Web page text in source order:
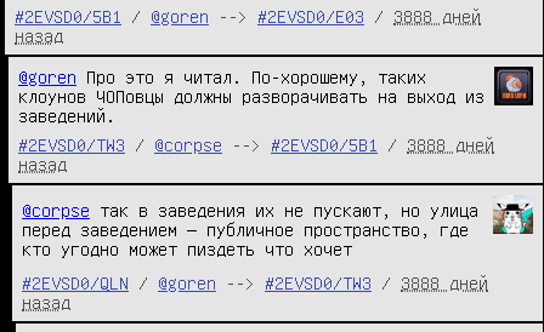
#2EVSD0/5B1
/ @goren --> #2EVSD0/E03 / 3888 дней
назад
@goren Про это я читал. По-хорошему, таких
клоунов ЧОПовцы должны разворачивать на выход из
заведений.
#2EVSD0/TW3
/ @corpse --> #2EVSD0/5B1 / 3888 дней
назад
@corpse так в заведения их не пускают, но улица
перед заведением — публичное пространство, где
кто угодно может пиздеть что хочет
#2EVSD0/QLN
/ @goren --> #2EVSD0/TW3 / 3888 дней
назад